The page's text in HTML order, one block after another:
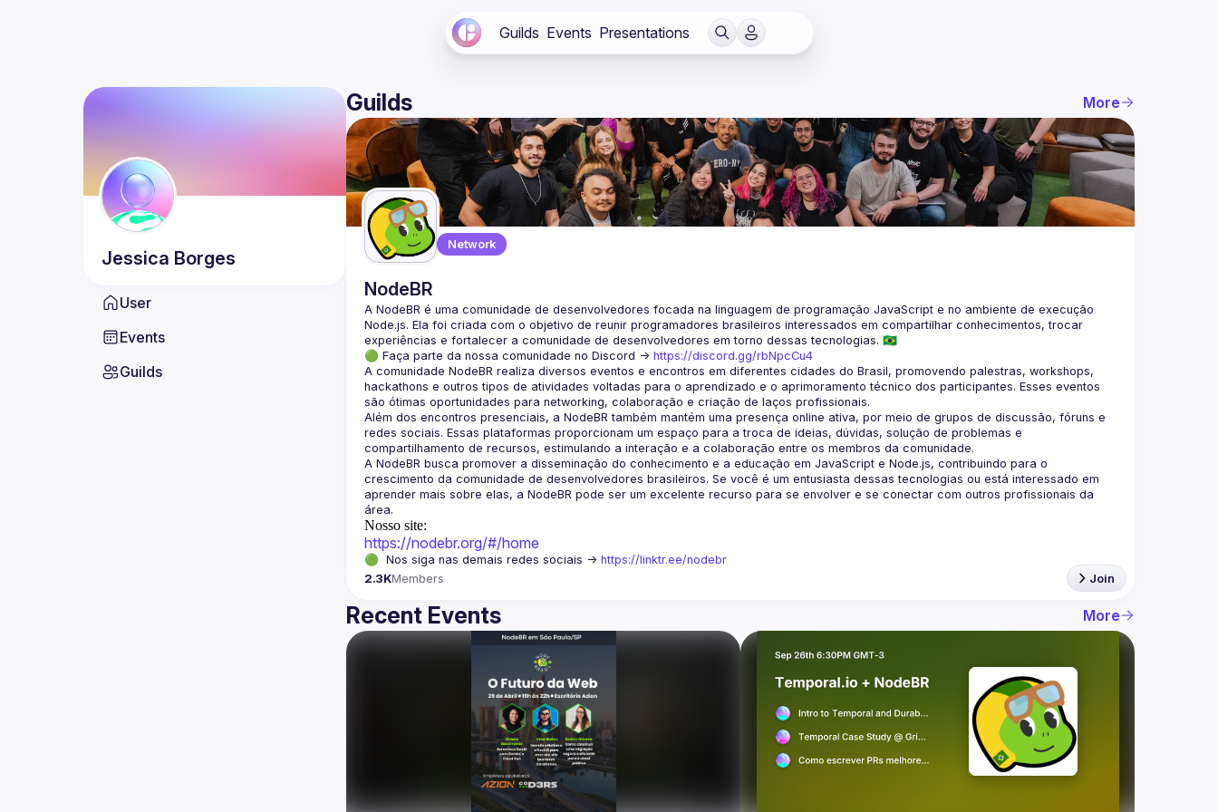
Guilds Events Presentations
Jessica Borges
User
Events
Guilds
Guilds More
Network
NodeBR
A NodeBR é uma comunidade de desenvolvedores focada na linguagem de programação JavaScript e no ambiente de execução
Node.js. Ela foi criada com o objetivo de reunir programadores brasileiros interessados em compartilhar conhecimentos, trocar
🟢 Faça parte da nossa comunidade no Discord -> https://discord.gg/rbNpcCu4
A comunidade NodeBR realiza diversos eventos e encontros em diferentes cidades do Brasil, promovendo palestras, workshops,
hackathons e outros tipos de atividades voltadas para o aprendizado e o aprimoramento técnico dos participantes. Esses eventos
Além dos encontros presenciais, a NodeBR também mantém uma presença online ativa, por meio de grupos de discussão, fóruns e
redes sociais. Essas plataformas proporcionam um espaço para a troca de ideias, dúvidas, solução de problemas e
A NodeBR busca promover a disseminação do conhecimento e a educação em JavaScript e Node.js, contribuindo para o
crescimento da comunidade de desenvolvedores brasileiros. Se você é um entusiasta dessas tecnologias ou está interessado em
aprender mais sobre elas, a NodeBR pode ser um excelente recurso para se envolver e se conectar com outros profissionais da
Nosso site:
https://nodebr.org/#/home
🟢  Nos siga nas demais redes sociais -> https://linktr.ee/nodebr
2.3KMembers Join
Recent Events More